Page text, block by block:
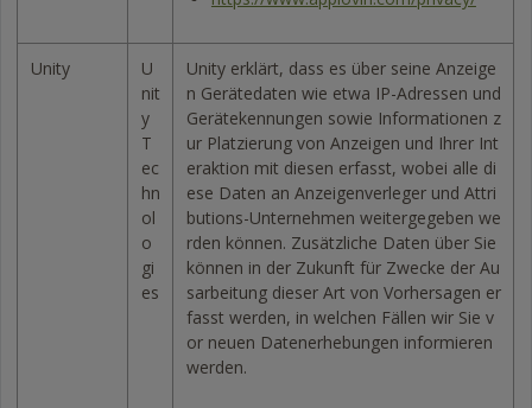
Unity
U
nit
y
T
ec
hn
ol
o
gi
es
Unity erklärt, dass es über seine Anzeige
n Gerätedaten wie etwa IP-Adressen und
Gerätekennungen sowie Informationen z
ur Platzierung von Anzeigen und Ihrer Int
eraktion mit diesen erfasst, wobei alle di
ese Daten an Anzeigenverleger und Attri
butions-Unternehmen weitergegeben we
rden können. Zusätzliche Daten über Sie
können in der Zukunft für Zwecke der Au
sarbeitung dieser Art von Vorhersagen er
fasst werden, in welchen Fällen wir Sie v
or neuen Datenerhebungen informieren
werden.